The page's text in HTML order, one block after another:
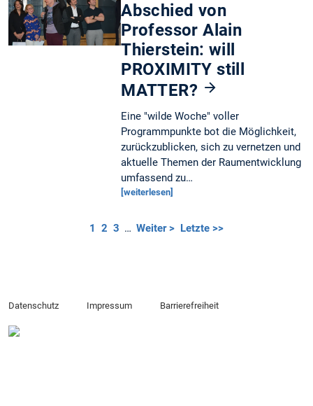
Abschied von
Professor Alain
Thierstein: will
PROXIMITY still
MATTER?
Eine "wilde Woche" voller
Programmpunkte bot die Möglichkeit,
zurückzublicken, sich zu vernetzen und
aktuelle Themen der Raumentwicklung
umfassend zu…
[weiterlesen]
1 2 3 … Weiter > Letzte >>
Datenschutz Impressum Barrierefreiheit